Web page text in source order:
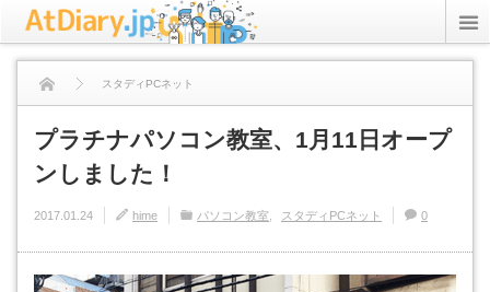
スタディPCネット
プラチナパソコン教室、1月11日オープンしました！
プラチナパソコン教室、1月11日オープ
ンしました！
2017.01.24 hime パソコン教室 スタディPCネット 0
StudyPC.NET
資格アリーナ
プライバシーポリシー